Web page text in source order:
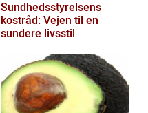
Sundhedsstyrelsens
kostråd: Vejen til en
sundere livsstil